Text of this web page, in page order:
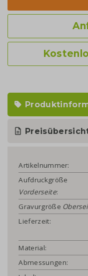
Artikelnummer:
Aufdruckgröße
Vorderseite:
Gravurgröße
Lieferzeit:
Material:
Abmessungen: